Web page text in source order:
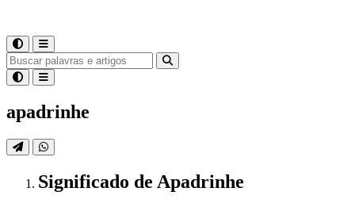
apadrinhe
Significado de Apadrinhe